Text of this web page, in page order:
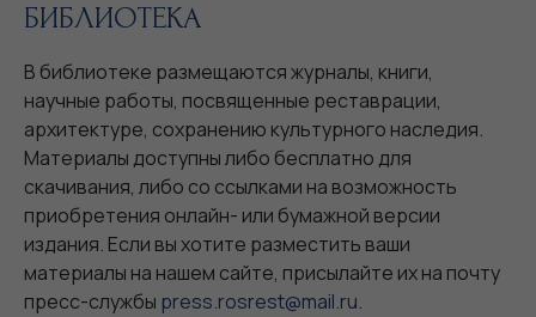
БИБЛИОТЕКА
В библиотеке размещаются журналы, книги,
научные работы, посвященные реставрации,
архитектуре, сохранению культурного наследия.
Материалы доступны либо бесплатно для
скачивания, либо со ссылками на возможность
приобретения онлайн- или бумажной версии
издания. Если вы хотите разместить ваши
материалы на нашем сайте, присылайте их на почту
пресс-службы press.rosrest@mail.ru.